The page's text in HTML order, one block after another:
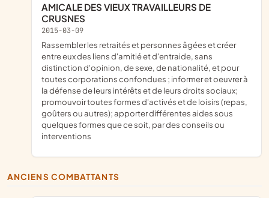
AMICALE DES VIEUX TRAVAILLEURS DE
CRUSNES
2015-03-09
rassembler les retraités et personnes âgées et créer
entre eux des liens d'amitié et d'entraide, sans
distinction d'opinion, de sexe, de nationalité, et pour
toutes corporations confondues ; informer et oeuvrer à
la défense de leurs intérêts et de leurs droits sociaux;
promouvoir toutes formes d'activés et de loisirs (repas,
goûters ou autres); apporter différentes aides sous
quelques formes que ce soit, par des conseils ou
interventions
ANCIENS COMBATTANTS